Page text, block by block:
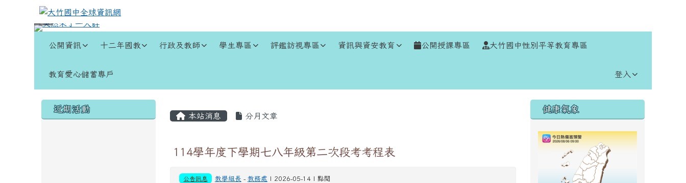
跳至主內容區
大竹國中全球資訊網
公開資訊 十二年國教 行政及教師 學生專區 評鑑訪視專區 資訊與資安教育 公開授課專區 大竹國中性別平等教育專區
教育愛心儲蓄專戶 登入
左邊區域內容
近期活動 主內容區域
本站消息 分月文章
114學年度下學期七八年級第二次段考考程表
公告訊息 教學組長 - 教務處 | 2026-05-14 | 點閱
右邊區域內容
健康氣象
頁尾區域